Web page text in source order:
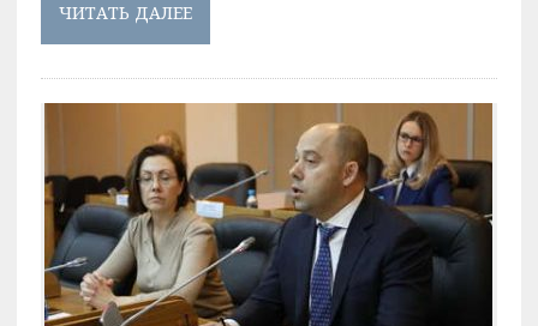
ЧИТАТЬ ДАЛЕЕ